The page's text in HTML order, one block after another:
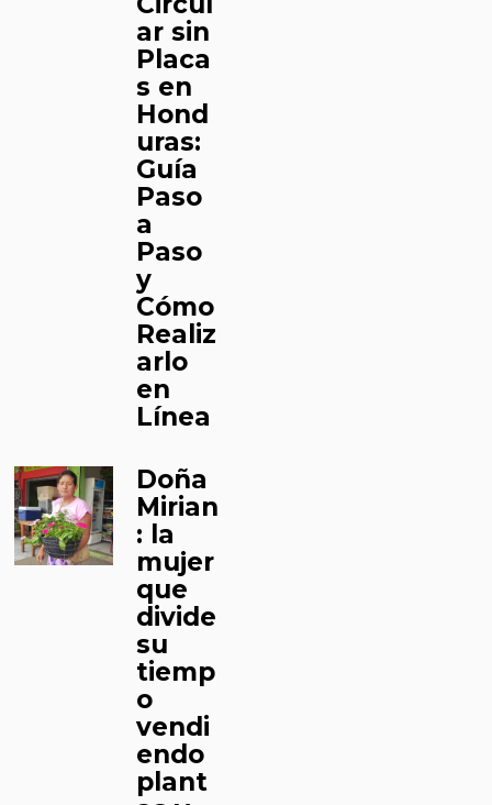
ar sin
Placa
s en
Hond
uras:
Guía
Paso
a
Paso
y
Cómo
Realiz
arlo
en
Línea
Doña
Mirian
: la
mujer
que
divide
su
tiemp
o
vendi
endo
plant